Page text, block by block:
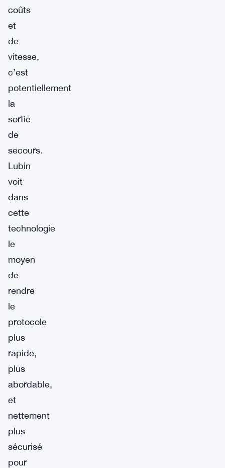
coûts
et
de
vitesse,
c’est
potentiellement
la
sortie
de
secours.
Lubin
voit
dans
cette
technologie
le
moyen
de
rendre
le
protocole
plus
rapide,
plus
abordable,
et
nettement
plus
sécurisé
pour